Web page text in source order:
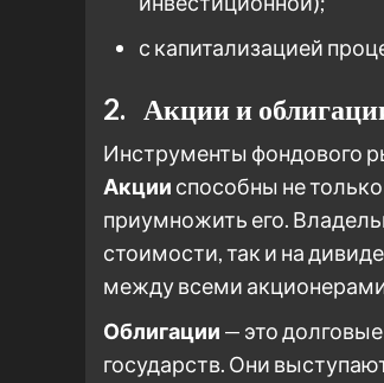
с капитализацией
2. Акции и
Инструменты фондового
Акции способны не
приумножить его.
стоимости, так и на
между всеми
Облигации — это
государств. Они